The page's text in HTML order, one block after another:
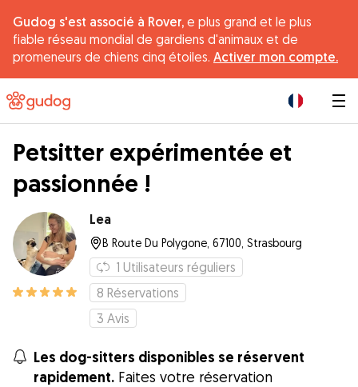
Gudog s'est associé à Rover, e plus grand et le plus
fiable réseau mondial de gardiens d'animaux et de
promeneurs de chiens cinq étoiles. Activer mon compte.
Petsitter expérimentée et
passionnée !
Lea
B Route Du Polygone, 67100, Strasbourg
1 Utilisateurs réguliers
8 Réservations
3 Avis
Les dog-sitters disponibles se réservent
rapidement. Faites votre réservation